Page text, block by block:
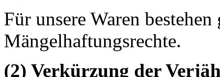
Für unsere Waren bestehen
Mängelhaftungsrechte.
(2) Verkürzung der